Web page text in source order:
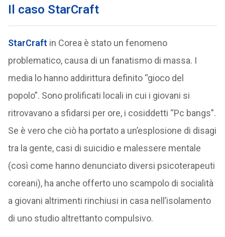
Il caso StarCraft
StarCraft in Corea è stato un fenomeno
problematico, causa di un fanatismo di massa. I
media lo hanno addirittura definito “gioco del
popolo”. Sono prolificati locali in cui i giovani si
ritrovavano a sfidarsi per ore, i cosiddetti “Pc bangs”.
Se è vero che ciò ha portato a un’esplosione di disagi
tra la gente, casi di suicidio e malessere mentale
(così come hanno denunciato diversi psicoterapeuti
coreani), ha anche offerto uno scampolo di socialità
a giovani altrimenti rinchiusi in casa nell’isolamento
di uno studio altrettanto compulsivo.